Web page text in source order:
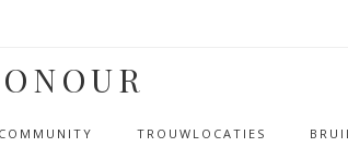
COMMUNITY TROUWLOCATIES